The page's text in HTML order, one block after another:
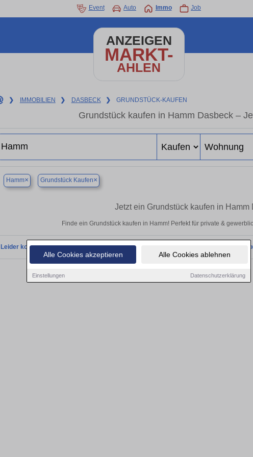
Alle Cookies akzeptieren Alle Cookies ablehnen
Einstellungen Datenschutzerklärung
Event Auto Immo Job
ANZEIGEN
MARKT-
AHLEN
❯ IMMOBILIEN ❯ DASBECK ❯ GRUNDSTÜCK-KAUFEN
Grundstück kaufen in Hamm Dasbeck –
Hamm× Grundstück Kaufen×
Jetzt ein Grundstück kaufen in Hamm
Finde ein Grundstück kaufen in Hamm! Perfekt für private &
Leider konnten wir derzeit keine passenden Objekte finden. Schauen Sie bald wieder